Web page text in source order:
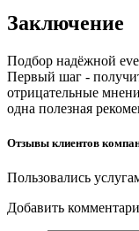
Заключение
Подбор надёжной
Первый шаг -
отрицательные
одна полезная
Отзывы клиентов
Пользовались
Добавить